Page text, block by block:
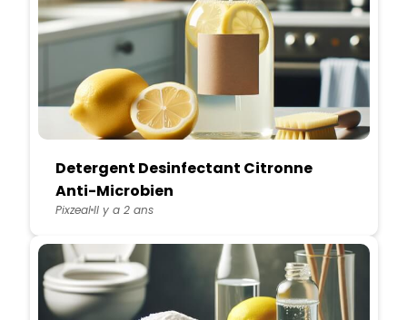
Detergent Desinfectant Citronne
Anti-Microbien
PixzealIl y a 2 ans